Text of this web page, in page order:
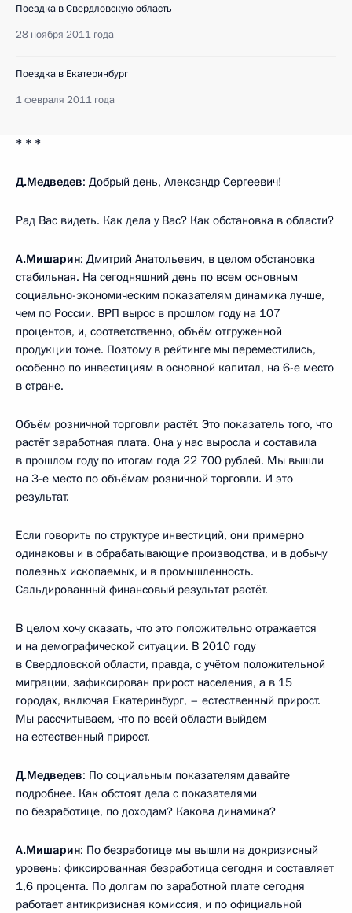
Поездка в Свердловскую область
28 ноября 2011 года
Поездка в Екатеринбург
1 февраля 2011 года
* * *
Д.Медведев: Добрый день, Александр Сергеевич!
Рад Вас видеть. Как дела у Вас? Как обстановка в области?
А.Мишарин: Дмитрий Анатольевич, в целом обстановка
стабильная. На сегодняшний день по всем основным
социально-экономическим показателям динамика лучше,
чем по России. ВРП вырос в прошлом году на 107
процентов, и, соответственно, объём отгруженной
продукции тоже. Поэтому в рейтинге мы переместились,
особенно по инвестициям в основной капитал, на 6-е место
в стране.
Объём розничной торговли растёт. Это показатель того, что
растёт заработная плата. Она у нас выросла и составила
в прошлом году по итогам года 22 700 рублей. Мы вышли
на 3-е место по объёмам розничной торговли. И это
результат.
Если говорить по структуре инвестиций, они примерно
одинаковы и в обрабатывающие производства, и в добычу
полезных ископаемых, и в промышленность.
Сальдированный финансовый результат растёт.
В целом хочу сказать, что это положительно отражается
и на демографической ситуации. В 2010 году
в Свердловской области, правда, с учётом положительной
миграции, зафиксирован прирост населения, а в 15
городах, включая Екатеринбург, – естественный прирост.
Мы рассчитываем, что по всей области выйдем
на естественный прирост.
Д.Медведев: По социальным показателям давайте
подробнее. Как обстоят дела с показателями
по безработице, по доходам? Какова динамика?
А.Мишарин: По безработице мы вышли на докризисный
уровень: фиксированная безработица сегодня и составляет
1,6 процента. По долгам по заработной плате сегодня
работает антикризисная комиссия, и по официальной